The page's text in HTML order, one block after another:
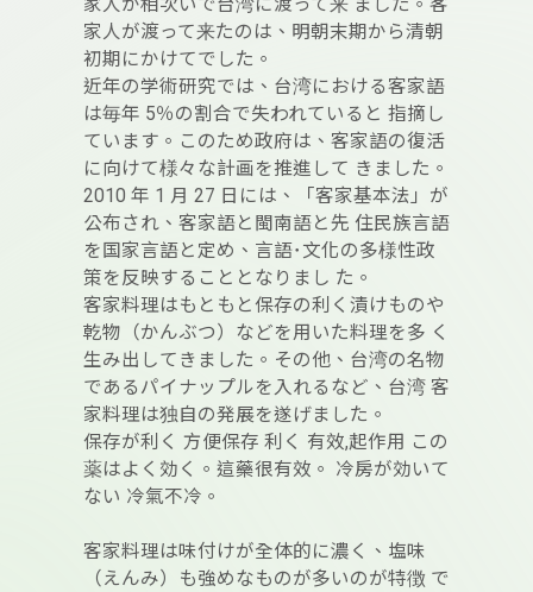
家人が相次いで台湾に渡って来 ました。客
家人が渡って来たのは、明朝末期から清朝
初期にかけてでした。
近年の学術研究では、台湾における客家語
は毎年 5％の割合で失われていると 指摘し
ています。このため政府は、客家語の復活
に向けて様々な計画を推進して きました。
2010 年 1 月 27 日には、「客家基本法」が
公布され、客家語と閩南語と先 住民族言語
を国家言語と定め、言語･文化の多様性政
策を反映することとなりまし た。
客家料理はもともと保存の利く漬けものや
乾物（かんぶつ）などを用いた料理を多 く
生み出してきました。その他、台湾の名物
であるパイナップルを入れるなど、台湾 客
家料理は独自の発展を遂げました。
保存が利く 方便保存 利く 有效,起作用 この
薬はよく効く。這藥很有效。 冷房が効いて
ない 冷氣不冷。
客家料理は味付けが全体的に濃く、塩味
（えんみ）も強めなものが多いのが特徴 で